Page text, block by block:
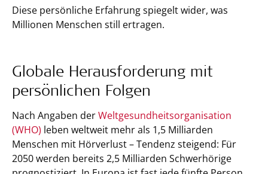
Diese persönliche Erfahrung spiegelt wider, was
Millionen Menschen still ertragen.
Globale Herausforderung mit
persönlichen Folgen
Nach Angaben derWeltgesundheitsorganisation
(WHO) leben weltweit mehr als 1,5 Milliarden
Menschen mit Hörverlust – Tendenz steigend: Für
2050 werden bereits 2,5 Milliarden Schwerhörige